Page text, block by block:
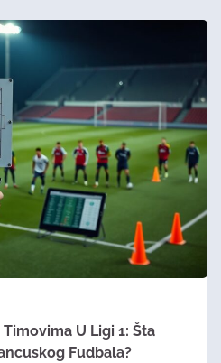
U Ligi 1: Šta
Fudbala?